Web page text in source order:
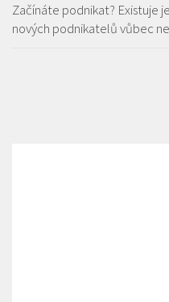
Začínáte podnikat? Existuje
nových podnikatelů vůbec